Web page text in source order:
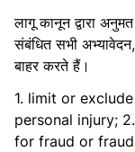
लागू कानून द्वारा
संबंधित सभी
बाहर करते हैं।
1. limit or
personal injury;
for fraud or